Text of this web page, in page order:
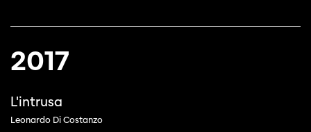
2017
L'intrusa
Leonardo Di Costanzo